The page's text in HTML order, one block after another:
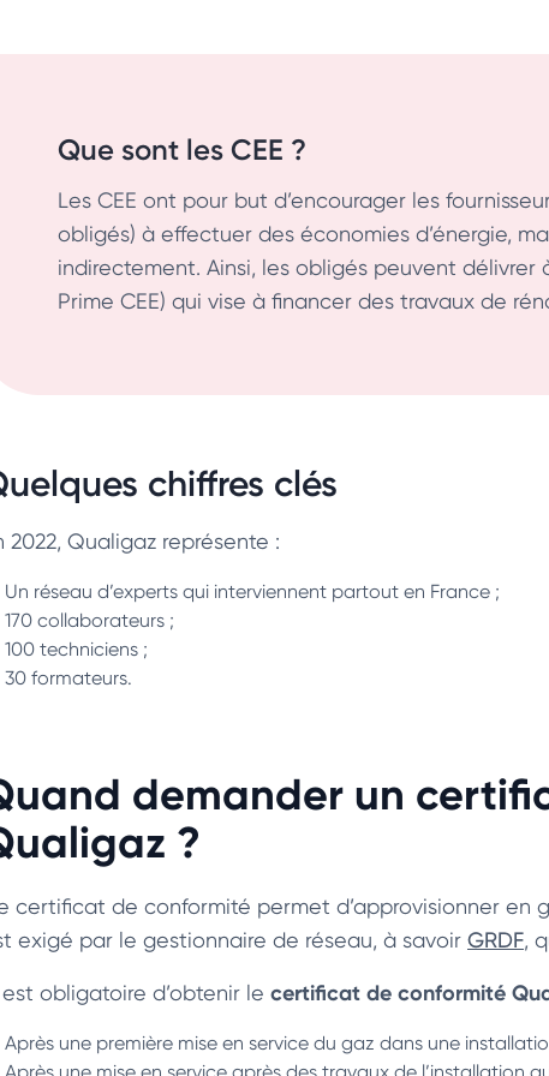
Que sont les CEE ?
Les CEE ont pour but d’encourager les
obligés) à effectuer des économies d’énergie,
indirectement. Ainsi, les obligés peuvent délivrer
Prime CEE) qui vise à financer des travaux de
chiffres clés
2022, Qualigaz représente :
Un réseau d’experts qui interviennent partout en France ;
170 collaborateurs ;
100 techniciens ;
30 formateurs.
demander un
?
certificat de conformité permet d’approvisionner en
exigé par le gestionnaire de réseau, à savoir GRDF,
obligatoire d’obtenir le certificat de conformité
Après une première mise en service du gaz dans une